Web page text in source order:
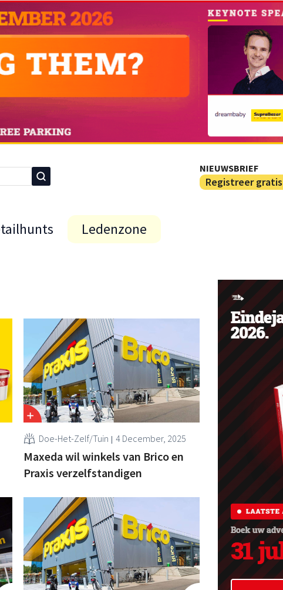
NIEUWSBRIEF
Registreer gratis
Ledenzone
Doe-Het-Zelf/Tuin 4 December, 2025
Maxeda wil winkels van Brico en
Praxis verzelfstandigen